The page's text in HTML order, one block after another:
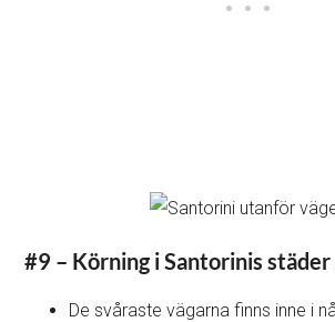
#9 – Körning i Santorinis
De svåraste vägarna finns inne i